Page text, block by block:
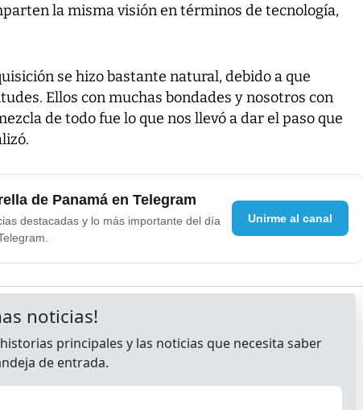
la misma visión en términos de tecnología,
se hizo bastante natural, debido a que
Ellos con muchas bondades y nosotros con
de todo fue lo que nos llevó a dar el paso que
de Panamá en Telegram
destacadas y lo más importante del día
Unirme al canal